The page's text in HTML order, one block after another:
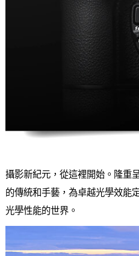
攝影新紀元，從這裡開始。隆重
的傳統和手藝，為卓越光學效能
光學性能的世界。